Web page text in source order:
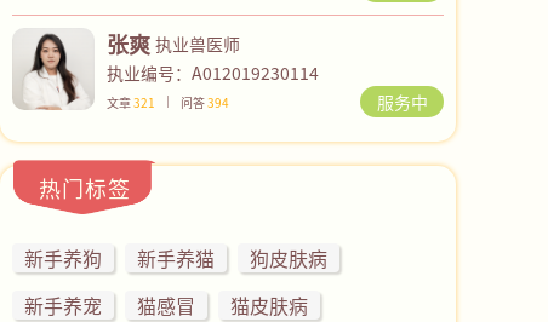
张爽 执业兽医师
执业编号：A012019230114
文章321 问答394 服务中
热门标签
新手养狗 新手养猫
狗皮肤病
新手养宠
猫感冒
猫皮肤病